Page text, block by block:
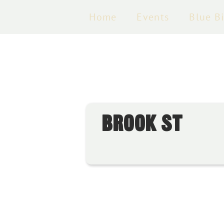
Home Events Blue
BROOK ST